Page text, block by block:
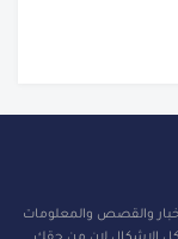
والقصص والمعلومات